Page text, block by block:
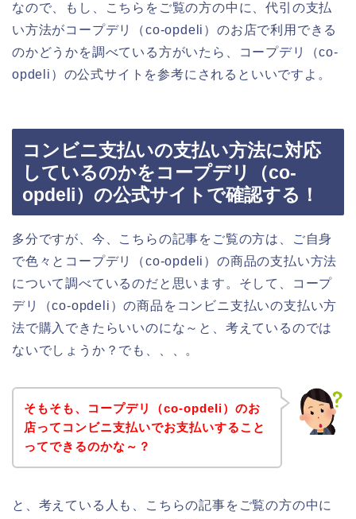
なので、もし、こちらをご覧の方の中に、代引の支払
い方法がコープデリ（co-opdeli）のお店で利用できる
のかどうかを調べている方がいたら、コープデリ（co-
opdeli）の公式サイトを参考にされるといいですよ。
コンビニ支払いの支払い方法に対応
しているのかをコープデリ（co-
opdeli）の公式サイトで確認する！
多分ですが、今、こちらの記事をご覧の方は、ご自身
で色々とコープデリ（co-opdeli）の商品の支払い方法
について調べているのだと思います。そして、コープ
デリ（co-opdeli）の商品をコンビニ支払いの支払い方
法で購入できたらいいのにな～と、考えているのでは
ないでしょうか？でも、、、。
そもそも、コープデリ（co-opdeli）のお
店ってコンビニ支払いでお支払いすること
ってできるのかな～？
と、考えている人も、こちらの記事をご覧の方の中に